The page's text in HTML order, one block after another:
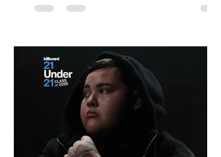
escenario de una noche dedicada al indie
banda que llegará a la capital de La
Araucanía para ofrecer un show cargado
de energía, guitarras y canciones que han
marcado su breve pero exitosa trayectoria.